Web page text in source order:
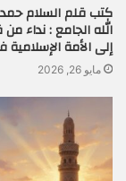
كتب قلم السلام
الله الجامع : نداء
إلى الأمة
مايو 26, 2026